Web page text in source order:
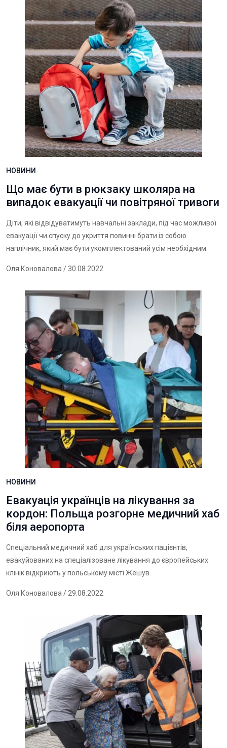
НОВИНИ
Що має бути в рюкзаку школяра на
випадок евакуації чи повітряної тривоги
Діти, які відвідуватимуть навчальні заклади, під час можливої
евакуації чи спуску до укриття повинні брати із собою
наплічник, який має бути укомплектований усім необхідним.
Оля Коновалова / 30.08.2022
НОВИНИ
Евакуація українців на лікування за
кордон: Польща розгорне медичний хаб
біля аеропорта
Спеціальний медичний хаб для українських пацієнтів,
евакуйованих на спеціалізоване лікування до європейських
клінік відкриють у польському місті Жешув.
Оля Коновалова / 29.08.2022